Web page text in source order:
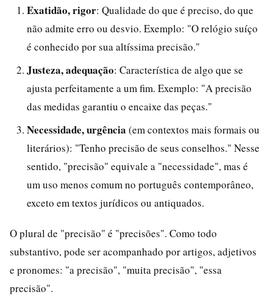
Exatidão, rigor: Qualidade do que é preciso, do que
não admite erro ou desvio. Exemplo: "O relógio suíço
é conhecido por sua altíssima precisão."
Justeza, adequação: Característica de algo que se
ajusta perfeitamente a um fim. Exemplo: "A precisão
das medidas garantiu o encaixe das peças."
Necessidade, urgência (em contextos mais formais ou
literários): "Tenho precisão de seus conselhos." Nesse
sentido, "precisão" equivale a "necessidade", mas é
um uso menos comum no português contemporâneo,
exceto em textos jurídicos ou antiquados.
O plural de "precisão" é "precisões". Como todo
substantivo, pode ser acompanhado por artigos, adjetivos
e pronomes: "a precisão", "muita precisão", "essa
precisão".